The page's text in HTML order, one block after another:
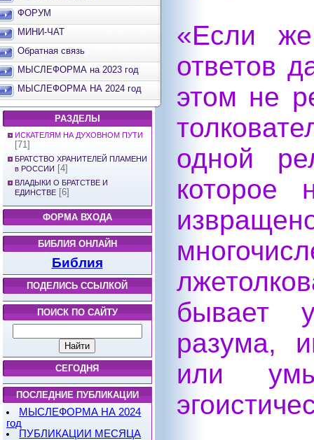
ФОРУМ
МИНИ-ЧАТ
Обратная связь
МЫСЛЕФОРМА на 2023 год
МЫСЛЕФОРМА НА 2024 год
РАЗДЕЛЫ
ИСКАТЕЛЯМ НА ДУХОВНОМ ПУТИ
[71]
БРАТСТВО ХРАНИТЕЛЕЙ ПЛАМЕНИ
в РОССИИ [4]
ВЛАДЫКИ О БРАТСТВЕ И
ЕДИНСТВЕ [6]
ФОРМА ВХОДА
БИБЛИЯ ОНЛАЙН
Библия
ПОДЕЛИСЬ ССЫЛКОЙ
ПОИСК ПО САЙТУ
СЕГОДНЯ
ПОСЛЕДНИЕ ПУБЛИКАЦИИ
МЫСЛЕФОРМА НА 2024
год
ПУБЛИКАЦИИ МЕСЯЦА
«Если же
ответов
этом не
одной
бывает
разума,
или